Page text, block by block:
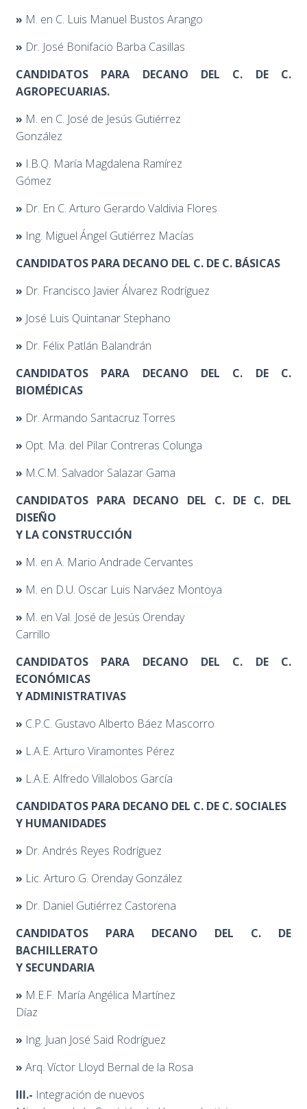
» M. en C. Luis Manuel Bustos Arango
» Dr. José Bonifacio Barba Casillas
CANDIDATOS PARA DECANO DEL C. DE C.
AGROPECUARIAS.
» M. en C. José de Jesús Gutiérrez
González
» I.B.Q. María Magdalena Ramírez
Gómez
» Dr. En C. Arturo Gerardo Valdivia Flores
» Ing. Miguel Ángel Gutiérrez Macías
CANDIDATOS PARA DECANO DEL C. DE C. BÁSICAS
» Dr. Francisco Javier Álvarez Rodríguez
» José Luis Quintanar Stephano
» Dr. Félix Patlán Balandrán
CANDIDATOS PARA DECANO DEL C. DE C.
BIOMÉDICAS
» Dr. Armando Santacruz Torres
» Opt. Ma. del Pilar Contreras Colunga
» M.C.M. Salvador Salazar Gama
CANDIDATOS PARA DECANO DEL C. DE C. DEL
DISEÑO
Y LA CONSTRUCCIÓN
» M. en A. Mario Andrade Cervantes
» M. en D.U. Oscar Luis Narváez Montoya
» M. en Val. José de Jesús Orenday
Carrillo
CANDIDATOS PARA DECANO DEL C. DE C.
ECONÓMICAS
Y ADMINISTRATIVAS
» C.P.C. Gustavo Alberto Báez Mascorro
» L.A.E. Arturo Viramontes Pérez
» L.A.E. Alfredo Villalobos García
CANDIDATOS PARA DECANO DEL C. DE C. SOCIALES
Y HUMANIDADES
» Dr. Andrés Reyes Rodríguez
» Lic. Arturo G. Orenday González
» Dr. Daniel Gutiérrez Castorena
CANDIDATOS PARA DECANO DEL C. DE
BACHILLERATO
Y SECUNDARIA
» M.E.F. María Angélica Martínez
Díaz
» Ing. Juan José Said Rodríguez
» Arq. Víctor Lloyd Bernal de la Rosa
III.- Integración de nuevos